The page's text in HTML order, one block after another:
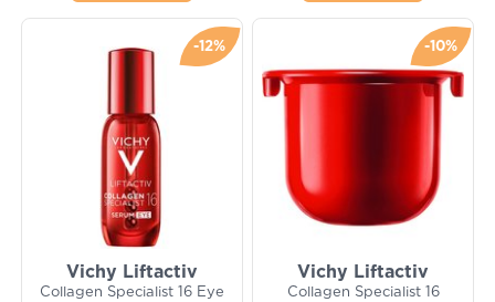
-12%
Vichy Liftactiv
Collagen Specialist 16 Eye
-10%
Vichy Liftactiv
Collagen Specialist 16